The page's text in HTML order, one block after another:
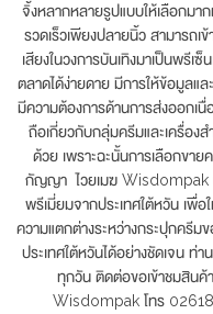
จิ้งหลากหลายรูปแบบให้เลือกม
รวดเร็วเพียงปลายนิ้ว สามารถเ
เสียงในวงการบันเทิงมาเป็นพรีเ
ตลาดได้ง่ายดาย มีการให้ข้อมูลแล
มีความต้องการด้านการส่งออกเนื่
ถือเกี่ยวกับกลุ่มครีมและเครื่องส
ด้วย เพราะฉะนั้นการเลือกขา
กัญญา ไวยเมฆ Wisdompak
พรีเมี่ยมจากประเทศใต้หวัน เพื่
ความแตกต่างระหว่างกระปุกครีม
ประเทศใต้หวันได้อย่างชัดเจน ท่า
ทุกวัน ติดต่อขอเข้าชมสินค้
Wisdompak โทร